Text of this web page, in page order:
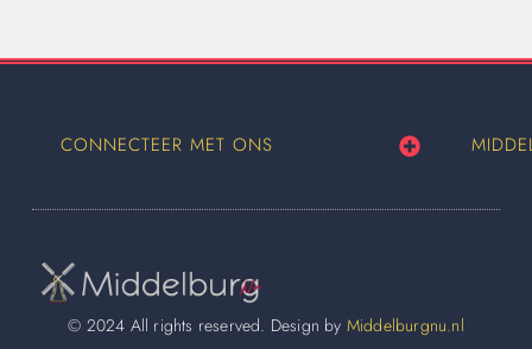
CONNECTEER MET ONS
© 2024 All rights reserved. Design by Middelburgnu.nl